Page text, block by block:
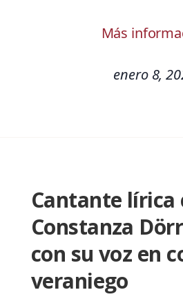
Más
enero 8,
Cantante lírica
Constanza
con su voz en
veraniego